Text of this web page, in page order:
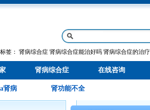
签： 肾病综合症 肾病综合症能治好吗 肾病综合症的治疗
肾病综合症 在线咨询
肾病 肾功能不全